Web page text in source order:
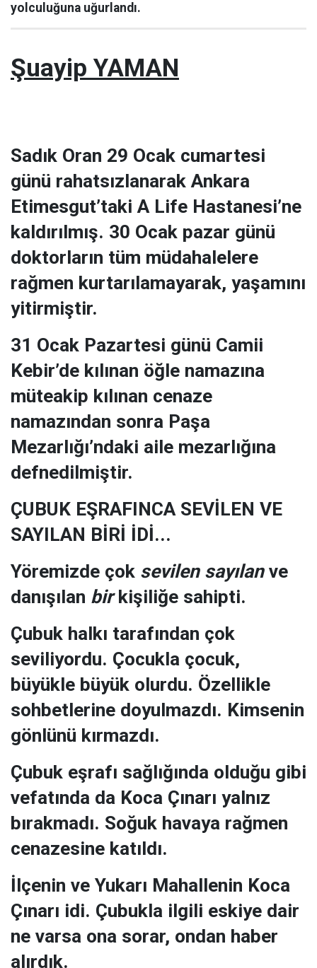
yolculuğuna uğurlandı.
Şuayip YAMAN
Sadık Oran 29 Ocak cumartesi
günü rahatsızlanarak Ankara
Etimesgut’taki A Life Hastanesi’ne
kaldırılmış. 30 Ocak pazar günü
doktorların tüm müdahalelere
rağmen kurtarılamayarak, yaşamını
yitirmiştir.
31 Ocak Pazartesi günü Camii
Kebir’de kılınan öğle namazına
müteakip kılınan cenaze
namazından sonra Paşa
Mezarlığı’ndaki aile mezarlığına
defnedilmiştir.
ÇUBUK EŞRAFINCA SEVİLEN VE
SAYILAN BİRİ İDİ...
Yöremizde çok sevilen sayılanve
danışılan birkişiliğe sahipti.
Çubuk halkı tarafından çok
seviliyordu. Çocukla çocuk,
büyükle büyük olurdu. Özellikle
sohbetlerine doyulmazdı. Kimsenin
gönlünü kırmazdı.
Çubuk eşrafı sağlığında olduğu gibi
vefatında da Koca Çınarı yalnız
bırakmadı. Soğuk havaya rağmen
cenazesine katıldı.
İlçenin ve Yukarı Mahallenin Koca
Çınarı idi. Çubukla ilgili eskiye dair
ne varsa ona sorar, ondan haber
alırdık.